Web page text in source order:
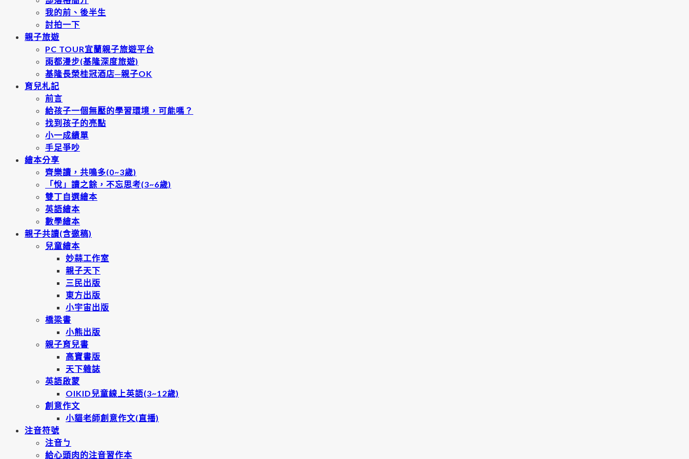
我的前、後半生
討拍一下
親子旅遊
PC TOUR宜蘭親子旅遊平台
雨都漫步(基隆深度旅遊)
基隆長榮桂冠酒店─親子OK
育兒札記
前言
給孩子一個無壓的學習環境，可能嗎？
找到孩子的亮點
小一成績單
手足爭吵
繪本分享
齊樂讀，共鳴多(0~3歲)
「悅」讀之餘，不忘思考(3~6歲)
雙丁自選繪本
英語繪本
數學繪本
親子共讀(含邀稿)
兒童繪本
妙蒜工作室
親子天下
三民出版
東方出版
小宇宙出版
橋梁書
小熊出版
親子育兒書
高寶書版
天下雜誌
英語啟蒙
OIKID兒童線上英語(3~12歲)
創意作文
小貓老師創意作文(直播)
注音符號
注音ㄅ
給心頭肉的注音習作本